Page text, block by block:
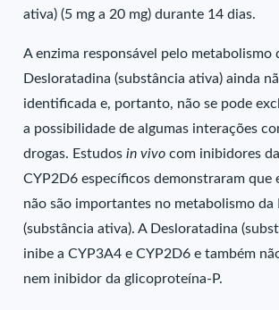
ativa) (5 mg a 20 mg) durante 14 dias.
A enzima responsável pelo metabolismo
Desloratadina (substância ativa) ainda
identificada e, portanto, não se pode
a possibilidade de algumas interações
drogas. Estudosin vivo com inibidores
CYP2D6 específicos demonstraram que
não são importantes no metabolismo da
(substância ativa). A Desloratadina
inibe a CYP3A4 e CYP2D6 e também
nem inibidor da glicoproteína-P.